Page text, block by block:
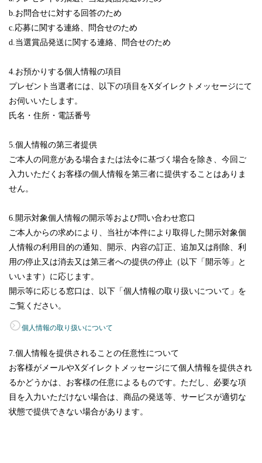
b.お問合せに対する回答のため
c.応募に関する連絡、問合せのため
d.当選賞品発送に関する連絡、問合せのため
4.お預かりする個人情報の項目
プレゼント当選者には、以下の項目をXダイレクトメッセージにて
お伺いいたします。
氏名・住所・電話番号
5.個人情報の第三者提供
ご本人の同意がある場合または法令に基づく場合を除き、今回ご
入力いただくお客様の個人情報を第三者に提供することはありま
せん。
6.開示対象個人情報の開示等および問い合わせ窓口
ご本人からの求めにより、当社が本件により取得した開示対象個
人情報の利用目的の通知、開示、内容の訂正、追加又は削除、利
用の停止又は消去又は第三者への提供の停止（以下「開示等」と
いいます）に応じます。
開示等に応じる窓口は、以下「個人情報の取り扱いについて」を
ご覧ください。
個人情報の取り扱いについて
7.個人情報を提供されることの任意性について
お客様がメールやXダイレクトメッセージにて個人情報を提供され
るかどうかは、お客様の任意によるものです。ただし、必要な項
目を入力いただけない場合は、商品の発送等、サービスが適切な
状態で提供できない場合があります。